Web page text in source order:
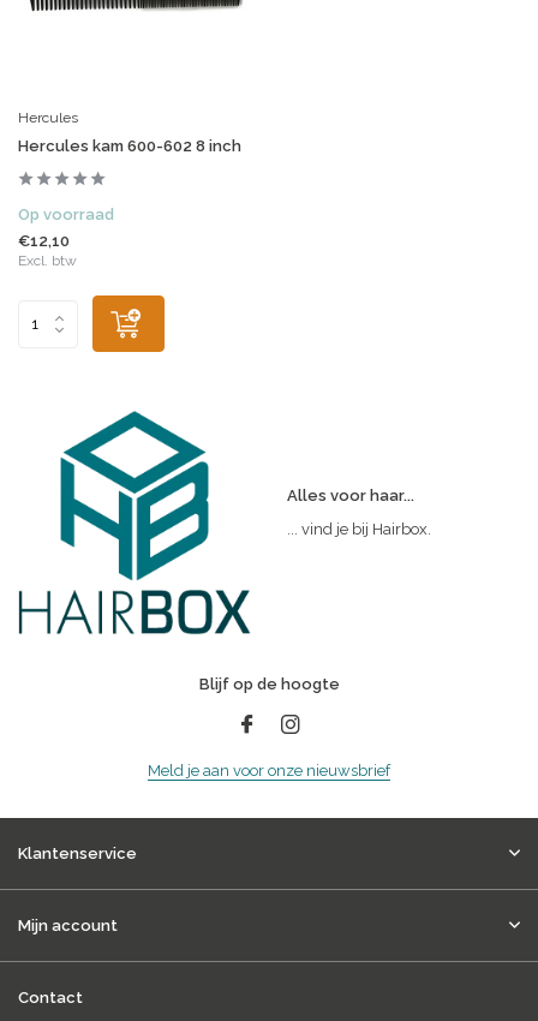
Hercules
Hercules kam 600-602 8 inch
Op voorraad
€12,10
Excl. btw
Alles voor haar...
... vind je bij Hairbox.
Blijf op de hoogte
Meld je aan voor onze nieuwsbrief
Klantenservice
Mijn account
Contact